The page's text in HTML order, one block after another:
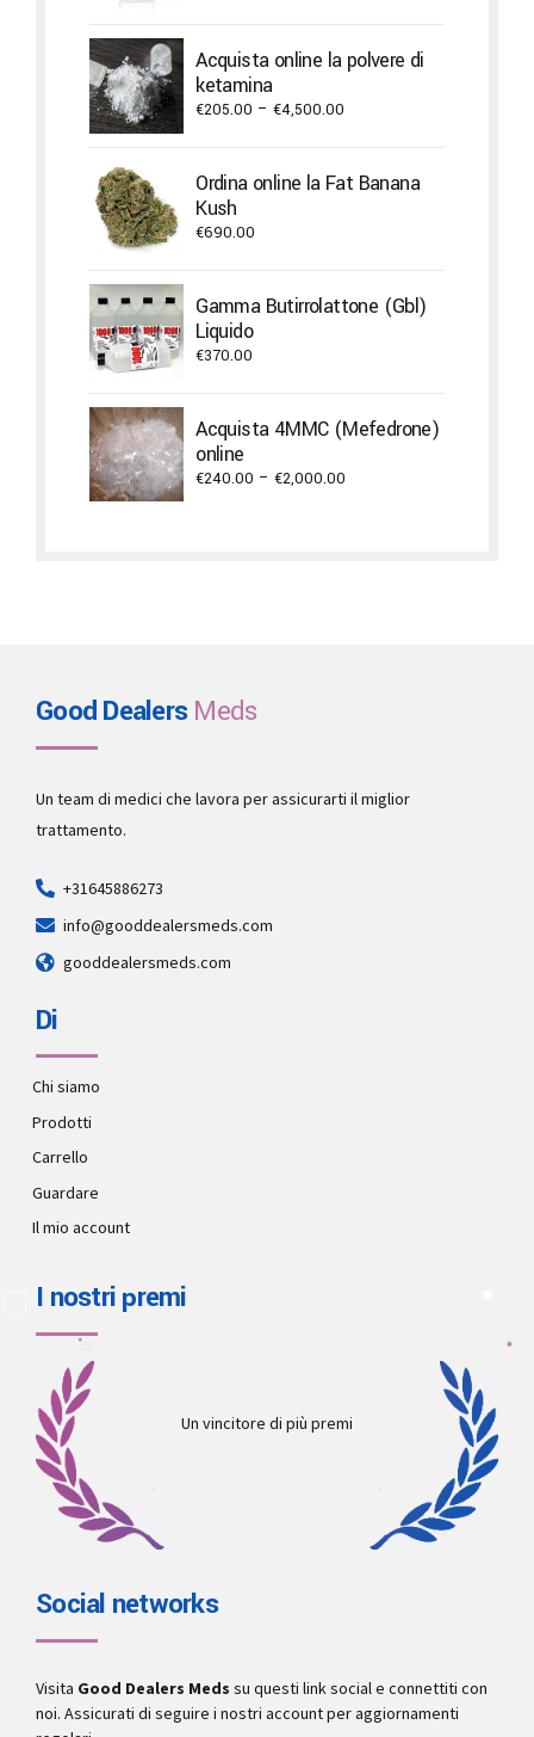
through
Acquista online la polvere di
ketamina
€205.00 – €4,500.00
through
Ordina online la Fat Banana
Kush
€690.00
Gamma Butirrolattone (Gbl)
Liquido
€370.00
Acquista 4MMC (Mefedrone)
online
€240.00 – €2,000.00
Good DealersMeds
Un team di medici che lavora per assicurarti il miglior
trattamento.
+31645886273
info@gooddealersmeds.com
gooddealersmeds.com
Di
Chi siamo
Prodotti
Carrello
Guardare
Il mio account
I nostri premi
Un vincitore di più premi
Social networks
Visita Good Dealers Meds su questi link social e connettiti con
noi. Assicurati di seguire i nostri account per aggiornamenti